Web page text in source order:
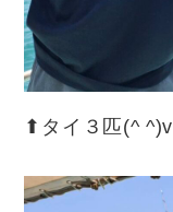
⬆︎タイ３匹(^ ^)v